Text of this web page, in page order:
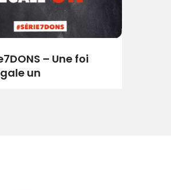
– Une foi
un